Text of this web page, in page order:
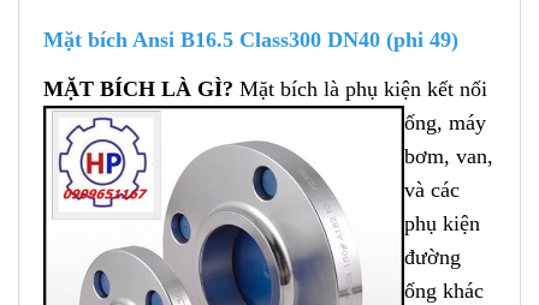
Mặt bích Ansi B16.5 Class300 DN40 (phi 49)
MẶT BÍCH LÀ GÌ? Mặt bích là phụ kiện kết nối
ống, máy
bơm, van,
và các
phụ kiện
đường
ống khác